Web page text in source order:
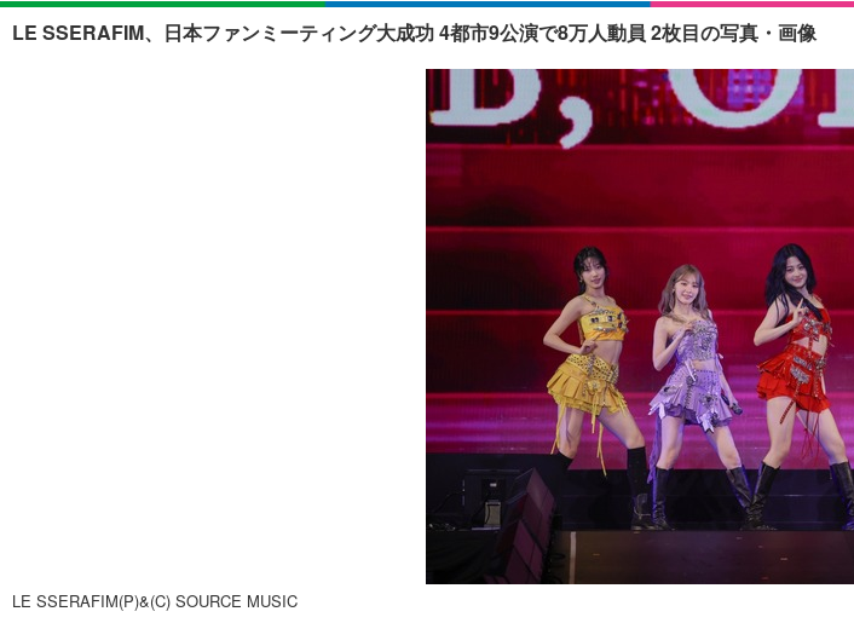
ショッピング
LE SSERAFIM、日本ファンミーティング大成功 4都市9公演で8万人動員 2枚目の写真・画像
LE SSERAFIM(P)&(C) SOURCE MUSIC